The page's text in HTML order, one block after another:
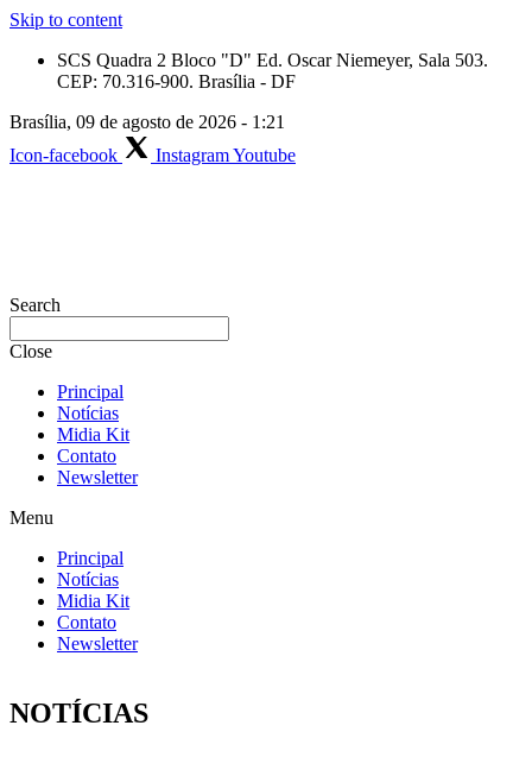
Skip to content
SCS Quadra 2 Bloco "D" Ed. Oscar Niemeyer, Sala 503.
CEP: 70.316-900. Brasília - DF
Brasília, 09 de agosto de 2026 - 1:21
Icon-facebook
InstagramYoutube
Search
Close
Principal
Notícias
Midia Kit
Contato
Newsletter
Menu
Principal
Notícias
Midia Kit
Contato
Newsletter
NOTÍCIAS